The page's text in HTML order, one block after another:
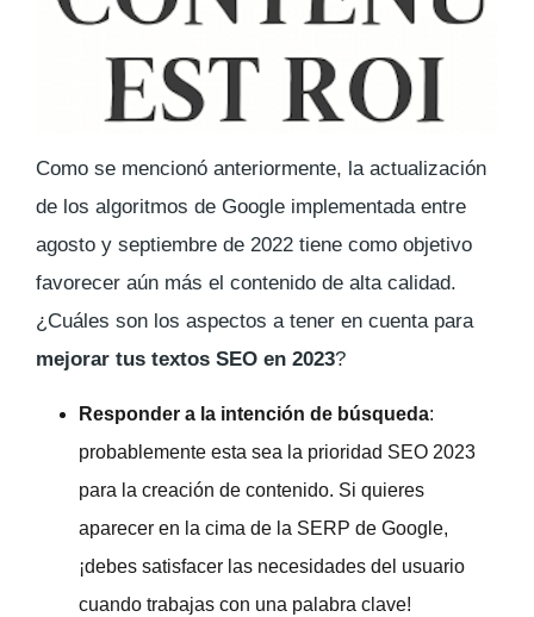
Como se mencionó anteriormente, la actualización
de los algoritmos de Google implementada entre
agosto y septiembre de 2022 tiene como objetivo
favorecer aún más el contenido de alta calidad.
¿Cuáles son los aspectos a tener en cuenta para
mejorar tus textos SEO en 2023?
Responder a la intención de búsqueda:
probablemente esta sea la prioridad SEO 2023
para la creación de contenido. Si quieres
aparecer en la cima de la SERP de Google,
¡debes satisfacer las necesidades del usuario
cuando trabajas con una palabra clave!